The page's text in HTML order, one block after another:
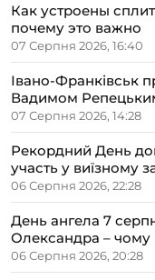
Как устроены
почему это важно
07 Серпня 2026, 16:40
Івано-Франківськ
Вадимом
07 Серпня 2026, 14:28
Рекордний День
участь у виїзному
06 Серпня 2026, 22:28
День ангела 7
Олександра – чому
сімейному колі
06 Серпня 2026, 20:28